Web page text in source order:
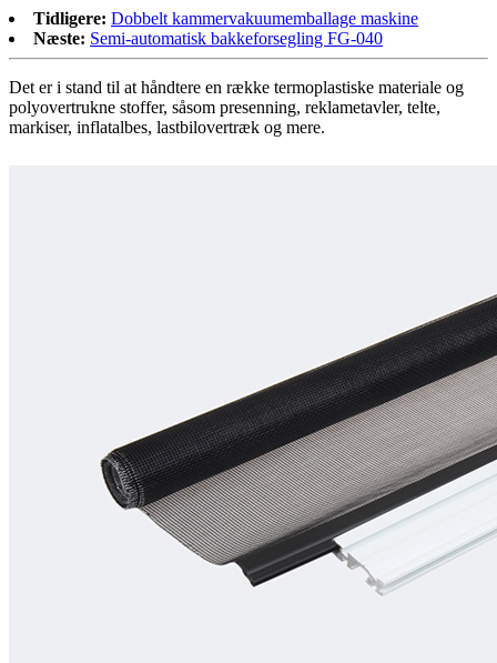
Tidligere: Dobbelt kammervakuumemballage maskine
Næste: Semi-automatisk bakkeforsegling FG-040
Det er i stand til at håndtere en række termoplastiske materiale og
polyovertrukne stoffer, såsom presenning, reklametavler, telte,
markiser, inflatalbes, lastbilovertræk og mere.